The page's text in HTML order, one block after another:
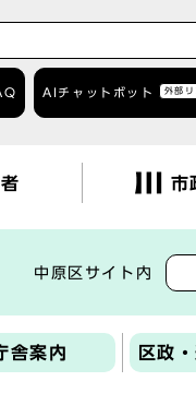
AIチャットボット 外部リ
市
中原区サイト内
舎案内 区政